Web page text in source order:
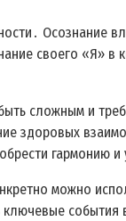
Осознание
своего «Я» в
сложным и
здоровых
гармонию и
можно